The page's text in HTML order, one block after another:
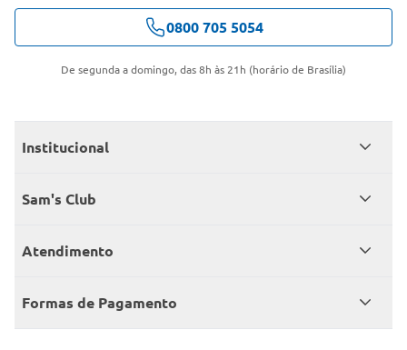
0800 705 5054
De segunda a domingo, das 8h às 21h (horário de Brasília)
Institucional
Quem somos
Encontre um Clube
Sam's Club
Seja sócio
Member’s Mark
Atendimento
Fale conosco
Atendimento em libras
Formas de Pagamento